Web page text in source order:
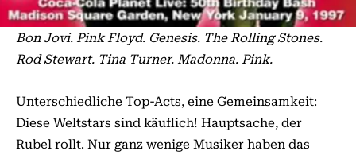
Bon Jovi. Pink Floyd. Genesis. The Rolling Stones.
Rod Stewart. Tina Turner. Madonna. Pink.
Unterschiedliche Top-Acts, eine Gemeinsamkeit:
Diese Weltstars sind käuflich! Hauptsache, der
Rubel rollt. Nur ganz wenige Musiker haben das